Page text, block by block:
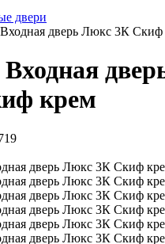
двери
дверь Люкс 3К Скиф
Входная
крем